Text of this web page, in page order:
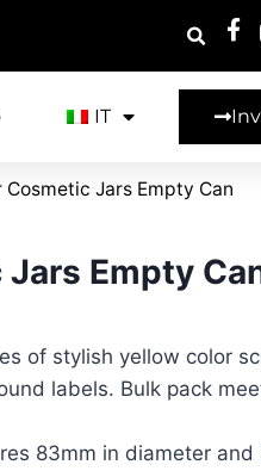
IT
Jars Empty Can
Empty
of stylish yellow color
labels. Bulk pack
83mm in diameter